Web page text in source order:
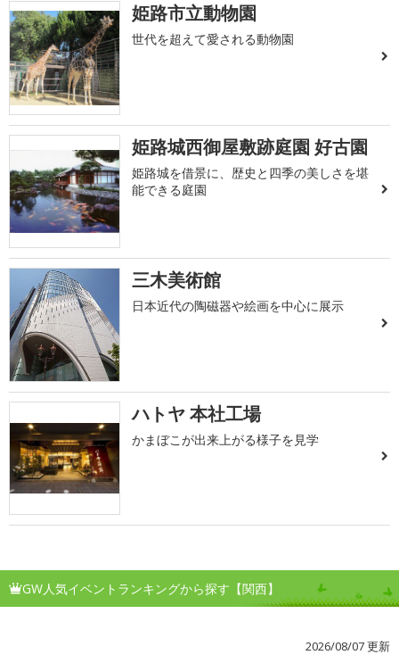
姫路市立動物園
世代を超えて愛される動物園
姫路城西御屋敷跡庭園 好古園
姫路城を借景に、歴史と四季の美しさを堪
能できる庭園
三木美術館
日本近代の陶磁器や絵画を中心に展示
ハトヤ 本社工場
かまぼこが出来上がる様子を見学
GW人気イベントランキングから探す【関西】
2026/08/07 更新